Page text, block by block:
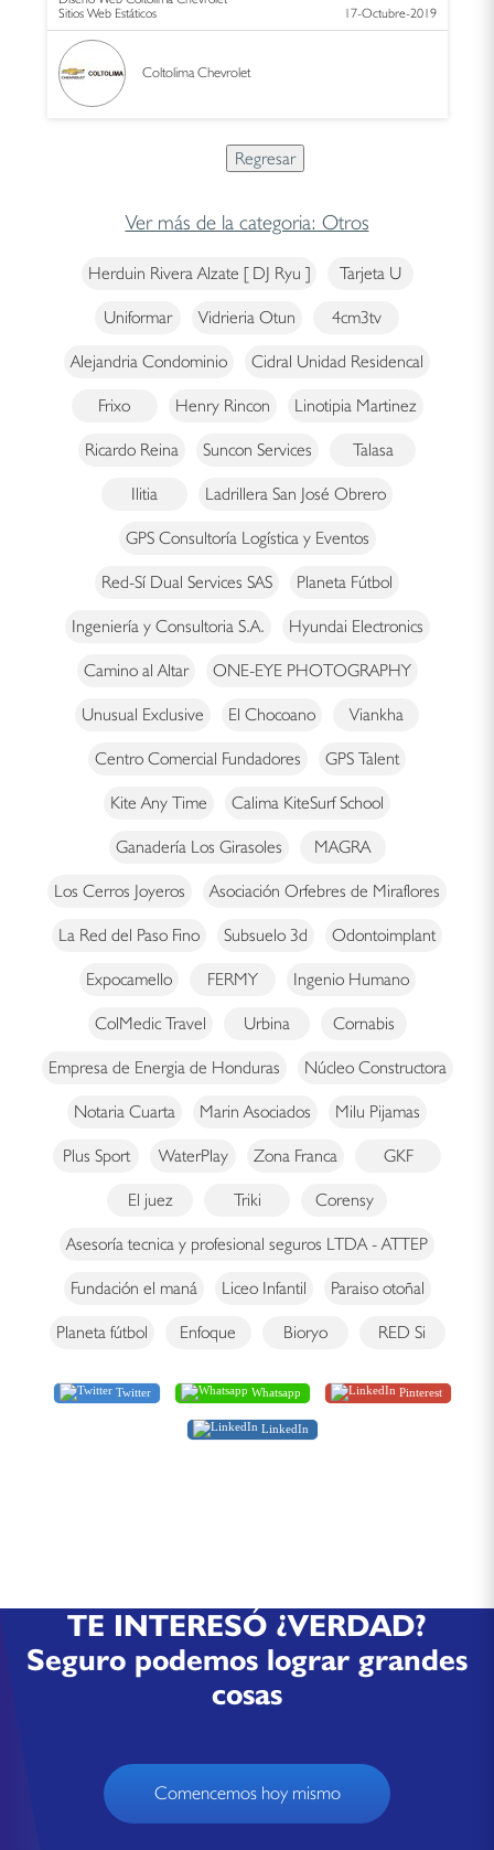
Sitios Web Estáticos
17-Octubre-2019
Coltolima Chevrolet
Ver más de la categoria: Otros
Herduin Rivera Alzate [ DJ Ryu ] Tarjeta U
Uniformar Vidrieria Otun 4cm3tv
Alejandria Condominio Cidral Unidad Residencal
Frixo Henry Rincon Linotipia Martinez
Ricardo Reina Suncon Services Talasa
Ilitia Ladrillera San José Obrero
GPS Consultoría Logística y Eventos
Red-Sí Dual Services SAS Planeta Fútbol
Ingeniería y Consultoria S.A. Hyundai Electronics
Camino al Altar ONE-EYE PHOTOGRAPHY
Unusual Exclusive El Chocoano Viankha
Centro Comercial Fundadores GPS Talent
Kite Any Time Calima KiteSurf School
Ganadería Los Girasoles MAGRA
Los Cerros Joyeros Asociación Orfebres de Miraflores
La Red del Paso Fino Subsuelo 3d Odontoimplant
Expocamello FERMY Ingenio Humano
ColMedic Travel Urbina Cornabis
Empresa de Energia de Honduras Núcleo Constructora
Notaria Cuarta Marin Asociados Milu Pijamas
Plus Sport WaterPlay Zona Franca GKF
El juez Triki Corensy
Asesoría tecnica y profesional seguros LTDA - ATTEP
Fundación el maná Liceo Infantil Paraiso otoñal
Planeta fútbol Enfoque Bioryo RED Si
Twitter Whatsapp Pinterest
LinkedIn
TE INTERESÓ ¿VERDAD?
Seguro podemos lograr grandes
cosas
Comencemos hoy mismo